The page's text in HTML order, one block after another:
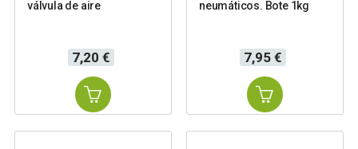
válvula de aire
Precio
7,20 €
neumáticos. Bote 1kg
Precio
7,95 €